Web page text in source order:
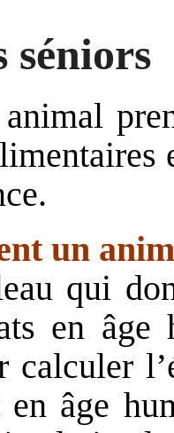
séniors
un
qui
en âge
calculer
en âge